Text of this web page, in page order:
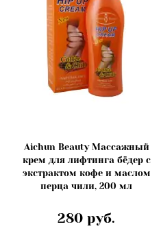
Aichun Beauty Массажный
крем для лифтинга бёдер с
экстрактом кофе и маслом
перца чили, 200 мл
280 руб.